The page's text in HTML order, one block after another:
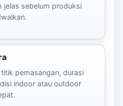
jelas sebelum produksi
pemasangan, durasi
indoor atau outdoor